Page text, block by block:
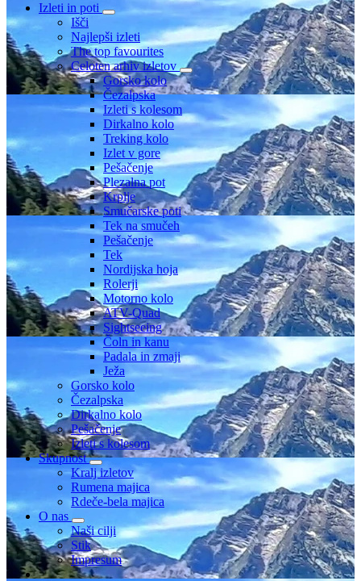
Izleti in poti
Išči
Najlepši izleti
The top favourites
Celoten arhiv izletov
Gorsko kolo
Čezalpska
Izleti s kolesom
Dirkalno kolo
Treking kolo
Izlet v gore
Pešačenje
Plezalna pot
Krplje
Smučarske poti
Tek na smučeh
Pešačenje
Tek
Nordijska hoja
Rolerji
Motorno kolo
ATV-Quad
Sightseeing
Čoln in kanu
Padala in zmaji
Ježa
Gorsko kolo
Čezalpska
Dirkalno kolo
Pešačenje
Izleti s kolesom
Skupnost
Kralj izletov
Rumena majica
Rdeče-bela majica
O nas
Naši cilji
Stik
Impresum